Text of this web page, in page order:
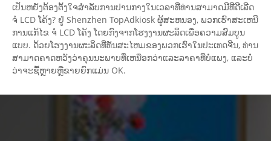
ເປັນ​ຫຍັງ​ຕ້ອງ​ຕັ້ງ​ໃຈ​ສໍາ​ລັບ​ການ​ປານ​ກາງ​ໃນ​ເວ​ລາ​ທີ່​ທ່ານ​ສາ​ມາດ​ມີ​ທີ່​ດີ​ເລີດ
ຈໍ LCD ໂຄ້ງ? ຢູ່ Shenzhen TopAdkiosk ຜູ້ສະຫນອງ, ພວກເຮົາສະເຫນີ
ການແກ້ໄຂ ຈໍ LCD ໂຄ້ງ ໂດຍກົງຈາກໂຮງງານຜະລິດເພື່ອຄວາມສົມບູນ
ແບບ. ດ້ວຍໂຮງງານຜະລິດທີ່ທັນສະໄຫມຂອງພວກເຮົາໃນປະເທດຈີນ, ທ່ານ
ສາມາດຄາດຫວັງວ່າຄຸນນະພາບທີ່ເຫນືອກວ່າແລະລາຄາທີ່ບໍ່ແພງ, ແລະບໍ່
ວ່າຈະຊື້ຫຼາຍຫຼືຂາຍຍົກແມ່ນ OK.